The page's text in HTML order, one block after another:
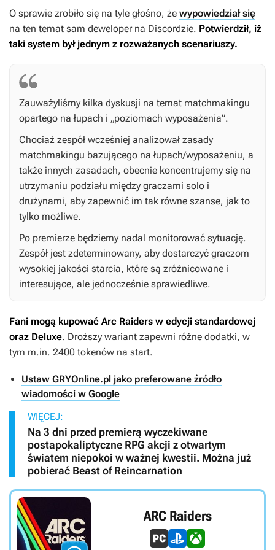
O sprawie zrobiło się na tyle głośno, że wypowiedział się
na ten temat sam deweloper na Discordzie. Potwierdził, iż
taki system był jednym z rozważanych scenariuszy.
Zauważyliśmy kilka dyskusji na temat matchmakingu
opartego na łupach i „poziomach wyposażenia”.
Chociaż zespół wcześniej analizował zasady
matchmakingu bazującego na łupach/wyposażeniu, a
także innych zasadach, obecnie koncentrujemy się na
utrzymaniu podziału między graczami solo i
drużynami, aby zapewnić im tak równe szanse, jak to
tylko możliwe.
Po premierze będziemy nadal monitorować sytuację.
Zespół jest zdeterminowany, aby dostarczyć graczom
wysokiej jakości starcia, które są zróżnicowane i
interesujące, ale jednocześnie sprawiedliwe.
Fani mogą kupować Arc Raiders w edycji standardowej
oraz Deluxe. Droższy wariant zapewni różne dodatki, w
tym m.in. 2400 tokenów na start.
Ustaw GRYOnline.pl jako preferowane źródło
wiadomości w Google
WIĘCEJ:
Na 3 dni przed premierą wyczekiwane
postapokaliptyczne RPG akcji z otwartym
światem niepokoi w ważnej kwestii. Można już
pobierać Beast of Reincarnation
ARC Raiders